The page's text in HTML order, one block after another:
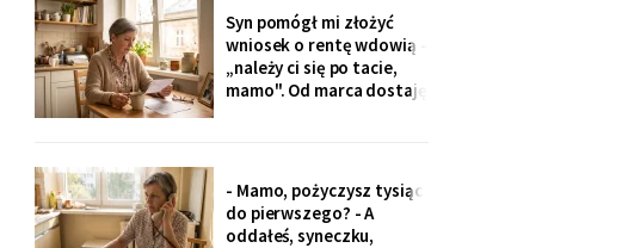
ołówkiem: «od
stycznia?».
Syn pomógł mi złożyć
wniosek o rentę wdowią -
„należy ci się po tacie,
mamo". Od marca dostaję
to tatowe pieniądze, a
tata by chciał pomagać
nam, nie tobie".
- Mamo, pożyczysz tysiąc
do pierwszego? - A
oddałeś, syneczku,